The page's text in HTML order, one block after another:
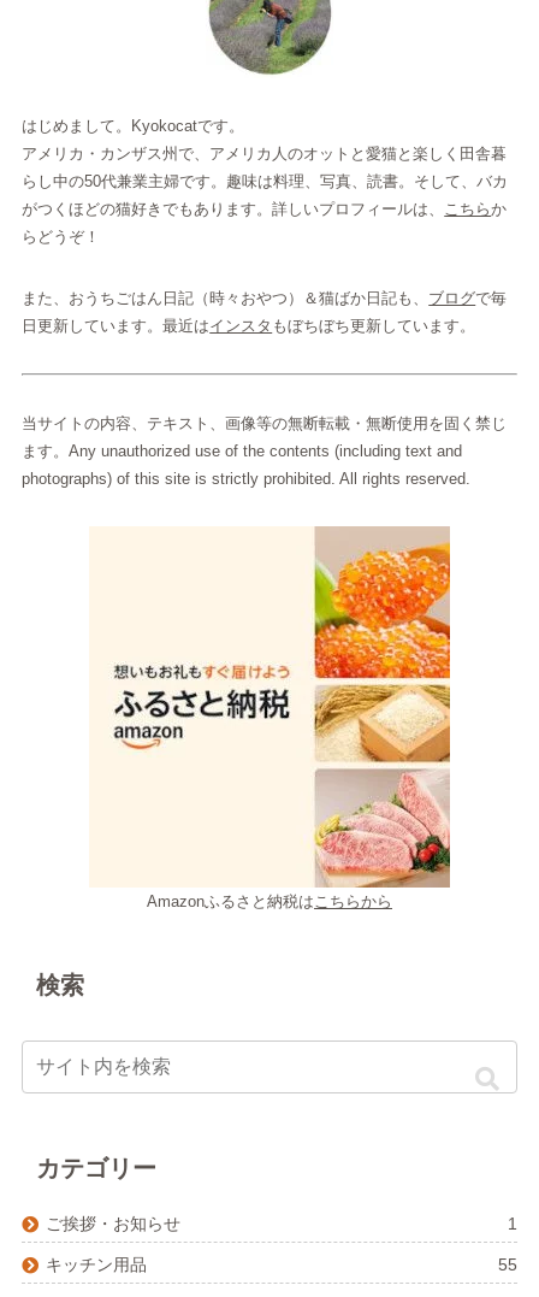
はじめまして。Kyokocatです。
アメリカ・カンザス州で、アメリカ人のオットと愛猫と楽しく田舎暮
らし中の50代兼業主婦です。趣味は料理、写真、読書。そして、バカ
がつくほどの猫好きでもあります。詳しいプロフィールは、
こちらか
らどうぞ！
また、おうちごはん日記（時々おやつ）＆猫ばか日記も、 ブログで毎
日更新しています。最近はインスタ もぼちぼち更新しています。
当サイトの内容、テキスト、画像等の無断転載・無断使用を固く禁じ
ます。Any unauthorized use of the contents (including text and
photographs) of this site is strictly prohibited. All rights reserved.
Amazonふるさと納税は こちらから
検索
カテゴリー
ご挨拶・お知らせ 1
キッチン用品 55